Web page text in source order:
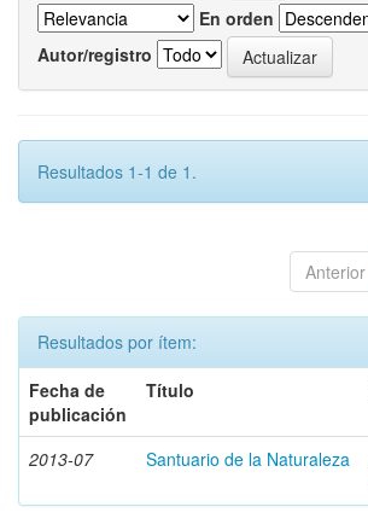
En orden
Autor/registro
Resultados 1-1 de 1.
Anterior
Resultados por ítem:
Fecha de
publicación
Título
2013-07 Santuario de la Naturaleza